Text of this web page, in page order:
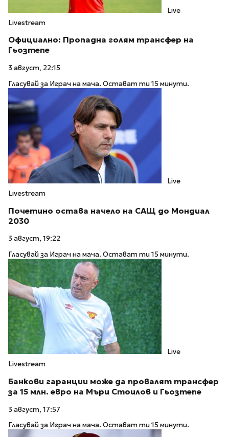
Live
Livestream
Официално: Пропадна голям трансфер на
Гьозтепе
3 август, 22:15
Гласувай за Играч на мача. Остават ти 15 минути.
Live
Livestream
Почетино остава начело на САЩ до Мондиал
2030
3 август, 19:22
Гласувай за Играч на мача. Остават ти 15 минути.
Live
Livestream
Банкови гаранции може да провалят трансфер
за 15 млн. евро на Мъри Стоилов и Гьозтепе
3 август, 17:57
Гласувай за Играч на мача. Остават ти 15 минути.